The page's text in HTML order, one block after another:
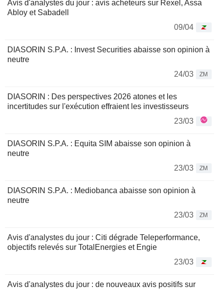
Avis d'analystes du jour : avis acheteurs sur Rexel, Assa
Abloy et Sabadell
09/04
DIASORIN S.P.A. : Invest Securities abaisse son opinion à
neutre
24/03
ZM
DIASORIN : Des perspectives 2026 atones et les
incertitudes sur l'exécution effraient les investisseurs
23/03
DIASORIN S.P.A. : Equita SIM abaisse son opinion à
neutre
23/03
ZM
DIASORIN S.P.A. : Mediobanca abaisse son opinion à
neutre
23/03
ZM
Avis d'analystes du jour : Citi dégrade Teleperformance,
objectifs relevés sur TotalEnergies et Engie
23/03
Avis d'analystes du jour : de nouveaux avis positifs sur